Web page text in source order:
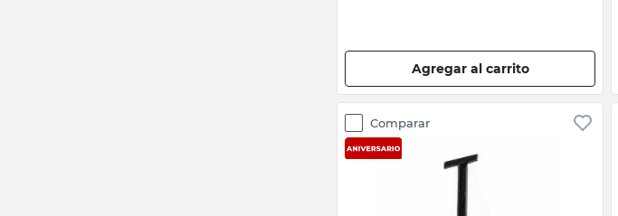
Agregar al carrito
Comparar